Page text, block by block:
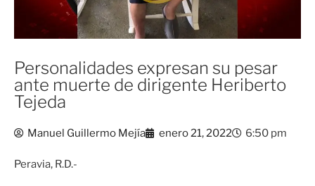
Personalidades expresan su pesar
ante muerte de dirigente Heriberto
Tejeda
Manuel Guillermo Mejía enero 21, 2022 6:50 pm
Peravia, R.D.-